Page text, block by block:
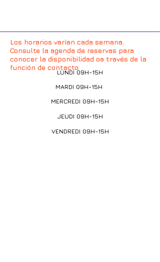
LUNDI 09H-15H
Los horarios varían cada semana.
Consulte la agenda de reservas para
conocer la disponibilidad oa través de la
función de contacto.
MARDI 09H-15H
MERCREDI 09H-15H
JEUDI 09H-15H
VENDREDI 09H-15H